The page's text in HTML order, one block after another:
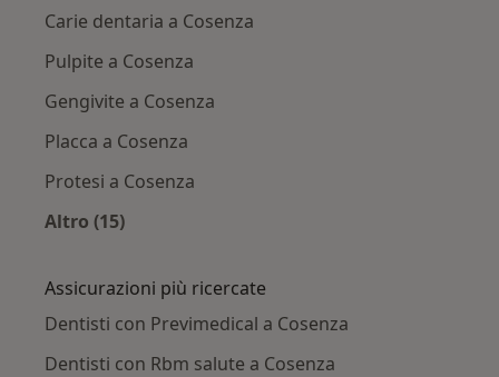
Carie dentaria a Cosenza
Pulpite a Cosenza
Gengivite a Cosenza
Placca a Cosenza
Protesi a Cosenza
Altro (15)
Assicurazioni più ricercate
Dentisti con Previmedical a Cosenza
Dentisti con Rbm salute a Cosenza